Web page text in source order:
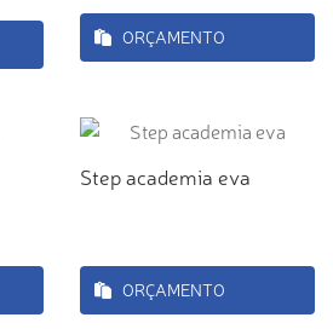
ORÇAMENTO
Step academia eva
ORÇAMENTO